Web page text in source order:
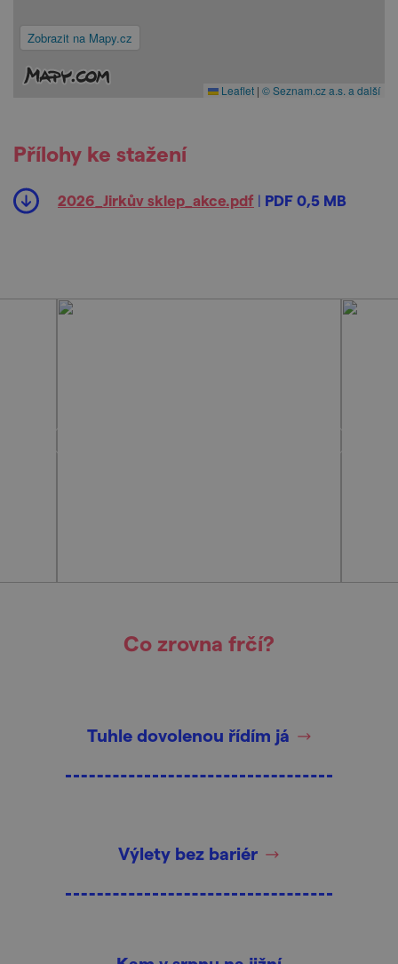
Zobrazit na Mapy.cz
Leaflet | © Seznam.cz a.s. a další
Přílohy ke stažení
2026_Jirkův sklep_akce.pdf | PDF 0,5 MB
Co zrovna frčí?
Tuhle dovolenou řídím já
Výlety bez bariér